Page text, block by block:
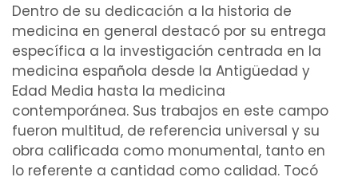
Dentro de su dedicación a la historia de
medicina en general destacó por su entrega
específica a la investigación centrada en la
medicina española desde la Antigüedad y
Edad Media hasta la medicina
contemporánea. Sus trabajos en este campo
fueron multitud, de referencia universal y su
obra calificada como monumental, tanto en
lo referente a cantidad como calidad. Tocó